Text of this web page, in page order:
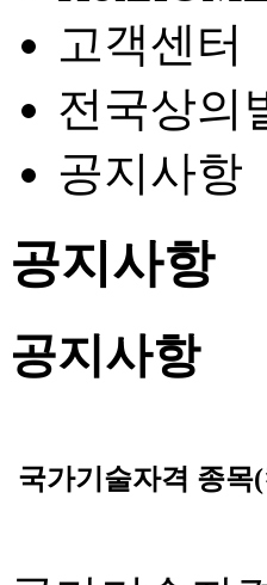
고객센터
전국상의
공지사항
공지사항
공지사항
국가기술자격 종목